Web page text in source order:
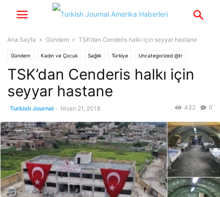
Ana Sayfa Gündem TSK’dan Cenderis halkı için seyyar hastane
Gündem Kadın ve Çocuk Sağlık Türkiye Uncategorized @tr
TSK’dan Cenderis halkı için
seyyar hastane
Turkish Journal - Nisan 21, 2018 0
432